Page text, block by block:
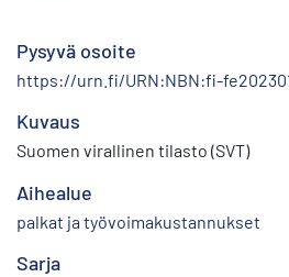
Pysyvä osoite
https://urn.fi/URN:NBN:fi-
Kuvaus
Suomen virallinen tilasto (SVT)
Aihealue
palkat ja työvoimakustannukset
Sarja